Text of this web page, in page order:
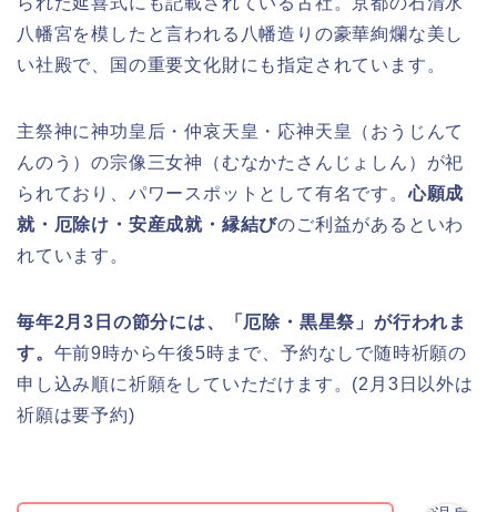
八幡宮を模したと言われる八幡造りの豪華絢爛な美し
い社殿で、国の重要文化財にも指定されています。
主祭神に神功皇后・仲哀天皇・応神天皇（おうじんて
んのう）の宗像三女神（むなかたさんじょしん）が祀
られており、パワースポットとして有名です。心願成
就・厄除け・安産成就・縁結びのご利益があるといわ
れています。
毎年2月3日の節分には、「厄除・黒星祭」が行われま
す。 午前9時から午後5時まで、予約なしで随時祈願の
申し込み順に祈願をしていただけます。(2月3日以外は
祈願は要予約)